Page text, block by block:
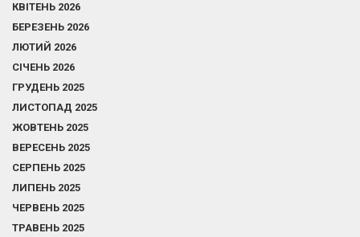
КВІТЕНЬ 2026
БЕРЕЗЕНЬ 2026
ЛЮТИЙ 2026
СІЧЕНЬ 2026
ГРУДЕНЬ 2025
ЛИСТОПАД 2025
ЖОВТЕНЬ 2025
ВЕРЕСЕНЬ 2025
СЕРПЕНЬ 2025
ЛИПЕНЬ 2025
ЧЕРВЕНЬ 2025
ТРАВЕНЬ 2025